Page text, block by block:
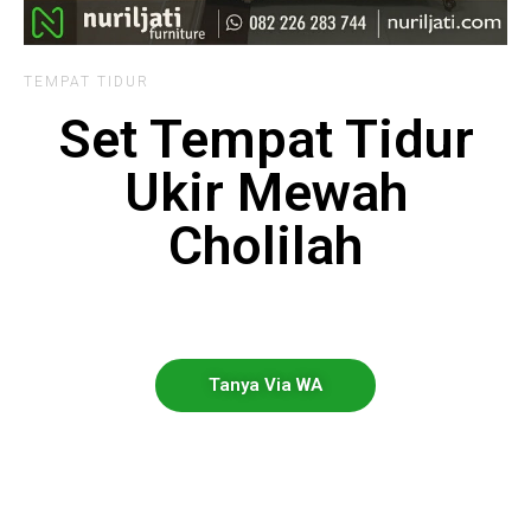
TEMPAT TIDUR
Set Tempat Tidur
Ukir Mewah
Cholilah
Tanya Via WA